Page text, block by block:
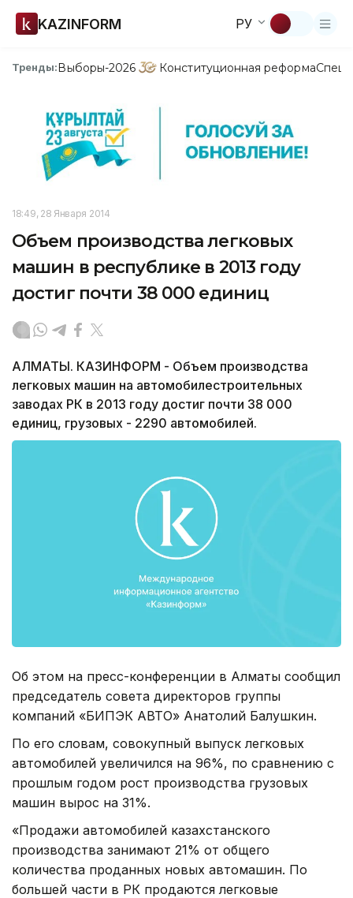
KAZINFORM РУ
Тренды:Выборы-2026 Конституционная реформа
18:49, 28 Января 2014
Объем производства легковых
машин в республике в 2013 году
достиг почти 38 000 единиц
АЛМАТЫ. КАЗИНФОРМ - Объем производства
легковых машин на автомобилестроительных
заводах РК в 2013 году достиг почти 38 000
единиц, грузовых - 2290 автомобилей.
Об этом на пресс-конференции в Алматы сообщил
председатель совета директоров группы
компаний «БИПЭК АВТО» Анатолий Балушкин.
По его словам, совокупный выпуск легковых
автомобилей увеличился на 96%, по сравнению с
прошлым годом рост производства грузовых
машин вырос на 31%.
«Продажи автомобилей казахстанского
производства занимают 21% от общего
количества проданных новых автомашин. По
большей части в РК продаются легковые